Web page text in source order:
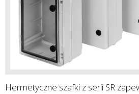
Hermetyczne szafki z serii SR